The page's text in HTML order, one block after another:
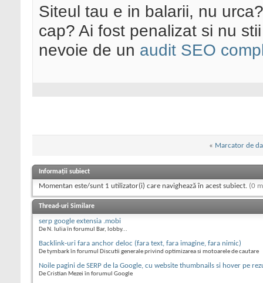
Siteul tau e in balarii, nu
cap? Ai fost penalizat si nu
nevoie de un audit SEO
« Marcator de
Informații subiect
Momentan este/sunt 1 utilizator(i) care navighează în acest subiect. (0
Thread-uri Similare
serp google extensia .mobi
De N. Iulia în forumul Bar, lobby...
Backlink-uri fara anchor deloc (fara text, fara imagine, fara nimic)
De tymbark în forumul Discutii generale privind optimizarea si motoarele de cautare
Noile pagini de SERP de la Google, cu website thumbnails si hover pe
De Cristian Mezei în forumul Google